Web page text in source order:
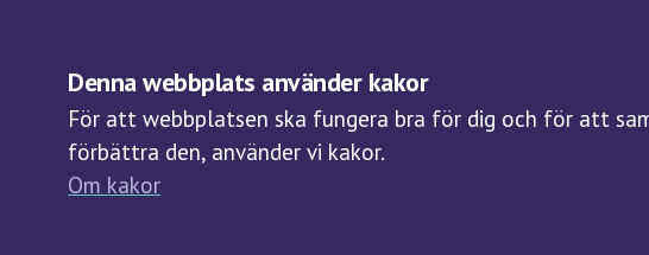
Denna webbplats använder kakor
För att webbplatsen ska fungera bra för dig och för att
förbättra den, använder vi kakor.
Om kakor